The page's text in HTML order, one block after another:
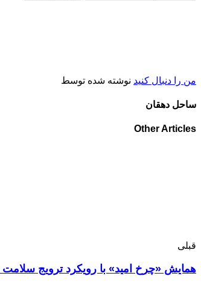
من را دنبال کنید نوشته شده توسط
ساحل دهقان
Other Articles
قبلی
همایش «چرخ امید» با رویکرد ترویج